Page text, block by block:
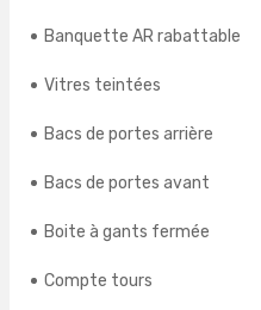
Banquette AR rabattable
Vitres teintées
Bacs de portes arrière
Bacs de portes avant
Boite à gants fermée
Compte tours